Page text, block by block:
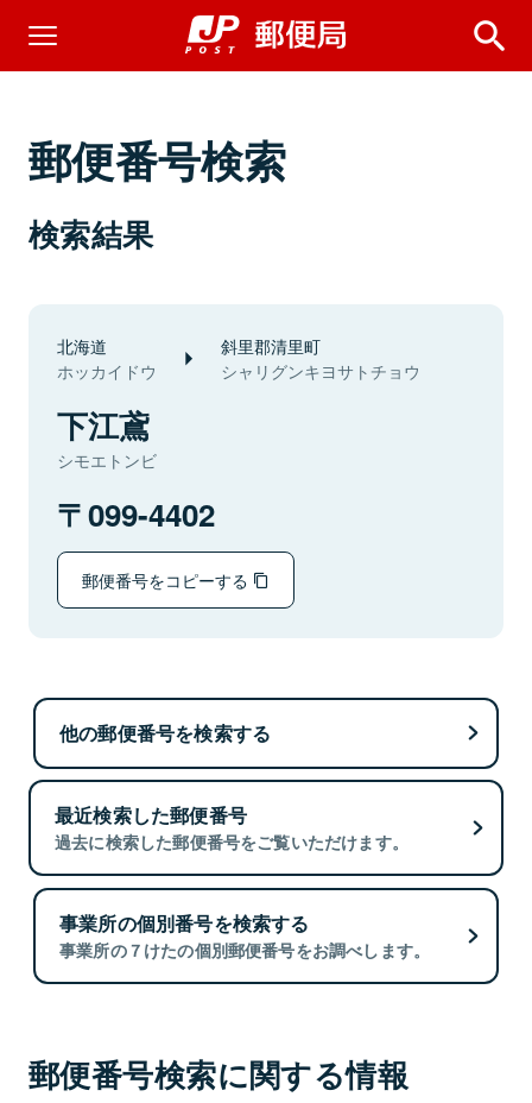
郵便番号検索
検索結果
北海道
ホッカイドウ
斜里郡清里町
シャリグンキヨサトチョウ
下江鳶
シモエトンビ
099-4402
郵便番号をコピーする
他の郵便番号を検索する
最近検索した郵便番号
過去に検索した郵便番号をご覧いただけます。
事業所の個別番号を検索する
事業所の７けたの個別郵便番号をお調べします。
郵便番号検索に関する情報